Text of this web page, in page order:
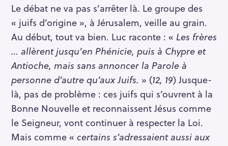
Le débat ne va pas s’arrêter là. Le groupe des
« juifs d’origine », à Jérusalem, veille au grain.
Au début, tout va bien. Luc raconte : « Les frères
… allèrent jusqu’en Phénicie, puis à Chypre et
Antioche, mais sans annoncer la Parole à
personne d’autre qu’aux Juifs. » (12, 19) Jusque-
là, pas de problème : ces juifs qui s’ouvrent à la
Bonne Nouvelle et reconnaissent Jésus comme
le Seigneur, vont continuer à respecter la Loi.
Mais comme « certains s’adressaient aussi aux